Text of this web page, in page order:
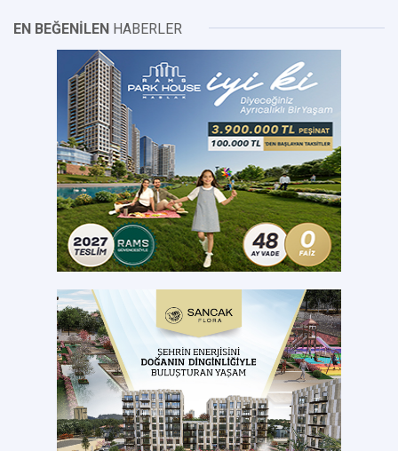
EN BEĞENİLEN HABERLER